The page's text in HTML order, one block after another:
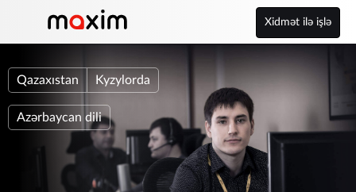
Xidmət ilə işlə
Qazaxıstan Kyzylorda
Azərbaycan dili